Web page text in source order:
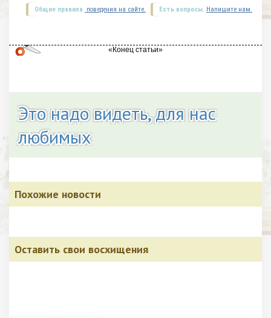
Есть вопросы. Напишите нам.
Общие правила поведения на сайте.
Это надо видеть, для нас
любимых
Похожие новости
Оставить свои восхищения